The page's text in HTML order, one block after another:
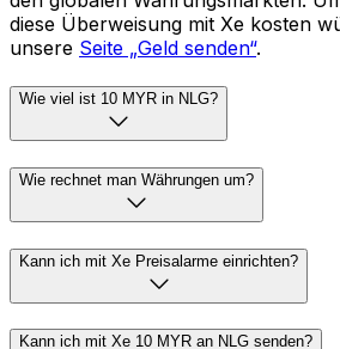
diese Überweisung mit Xe kosten
unsere Seite „Geld senden“.
Wie viel ist 10 MYR in NLG?
Wie rechnet man Währungen um?
Kann ich mit Xe Preisalarme einrichten?
Kann ich mit Xe 10 MYR an NLG senden?